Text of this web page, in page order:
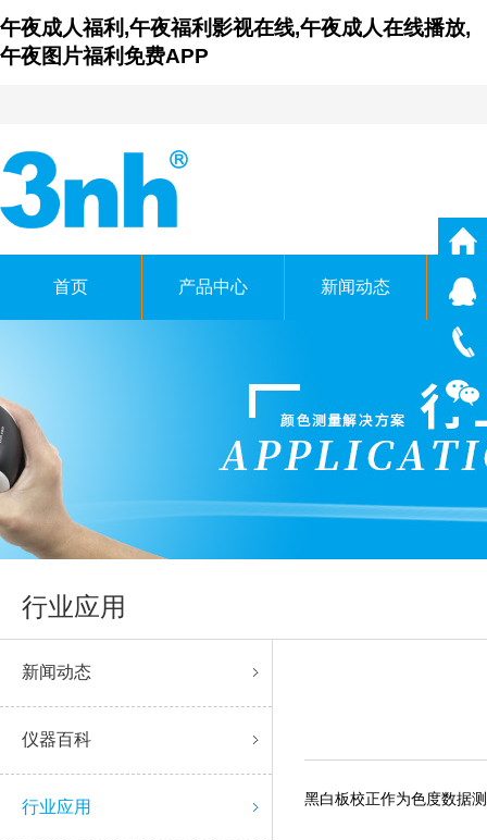
午夜成人福利,午夜福利影视在线,午夜成人在线播放,
午夜图片福利免费APP
广东午夜福利影视在线时科技
GUANGDONG THREENH
首页 产品中心 新闻动态
行业应用
新闻动态
仪器百科
行业应用 黑白板校正作为色度数据测量